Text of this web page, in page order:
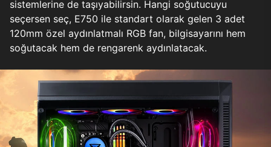
sistemlerine de taşıyabilirsin. Hangi soğutucuyu
seçersen seç, E750 ile standart olarak gelen 3 adet
120mm özel aydınlatmalı RGB fan, bilgisayarını hem
soğutacak hem de rengarenk aydınlatacak.